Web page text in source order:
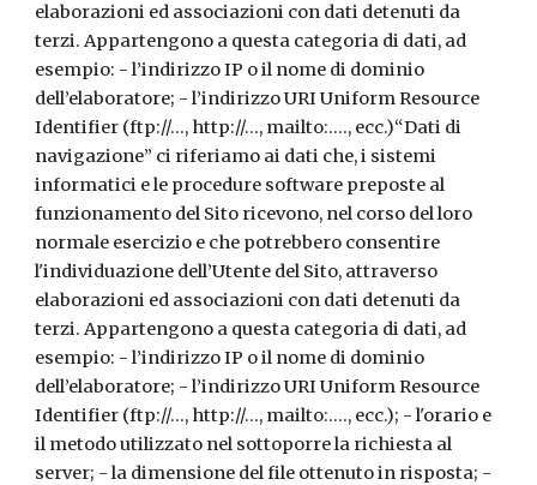
elaborazioni ed associazioni con dati detenuti da
terzi. Appartengono a questa categoria di dati, ad
esempio: - l’indirizzo IP o il nome di dominio
dell’elaboratore; - l’indirizzo URI Uniform Resource
Identifier (ftp://..., http://..., mailto:...., ecc.)“Dati di
navigazione” ci riferiamo ai dati che, i sistemi
informatici e le procedure software preposte al
funzionamento del Sito ricevono, nel corso del loro
normale esercizio e che potrebbero consentire
l'individuazione dell’Utente del Sito, attraverso
elaborazioni ed associazioni con dati detenuti da
terzi. Appartengono a questa categoria di dati, ad
esempio: - l’indirizzo IP o il nome di dominio
dell’elaboratore; - l’indirizzo URI Uniform Resource
Identifier (ftp://..., http://..., mailto:...., ecc.); - l'orario e
il metodo utilizzato nel sottoporre la richiesta al
server; - la dimensione del file ottenuto in risposta; -